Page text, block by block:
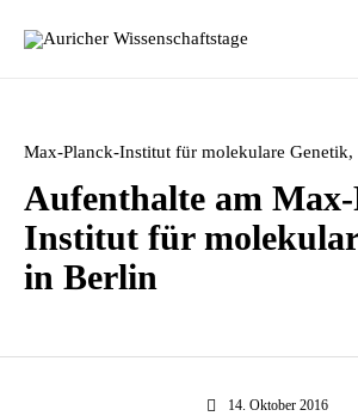
Aufenthalte am
Institut für
in Berlin
Category
Max-Planck-Institut für molekulare Genetik,
14. Oktober 2016